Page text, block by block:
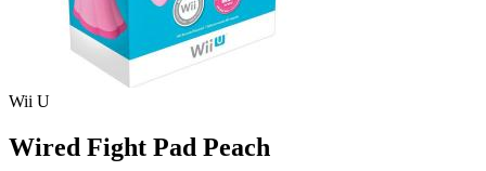
Wii U
Wired Fight Pad Peach